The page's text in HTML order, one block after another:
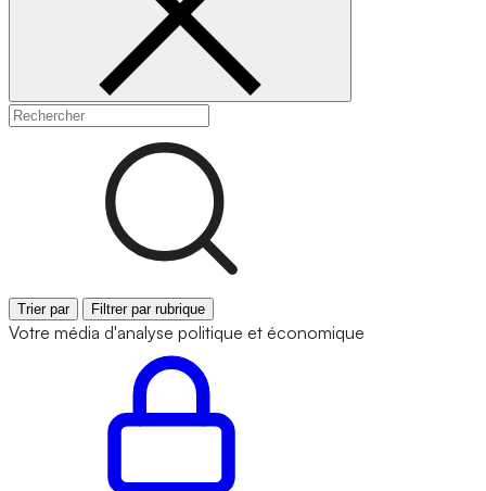
Trier par Filtrer par rubrique
Votre média d'analyse politique et économique